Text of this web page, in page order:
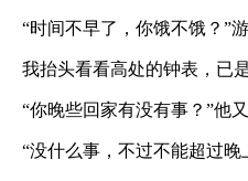
“时间不早了，你饿不饿？”
我抬头看看高处的钟表，已
“你晚些回家有没有事？”他又
“没什么事，不过不能超过晚